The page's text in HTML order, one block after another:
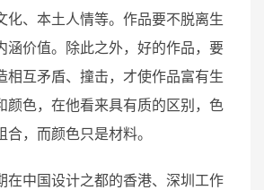
化、本土人情等。作品要不脱离生
涵价值。除此之外，好的作品，要
相互矛盾、撞击，才使作品富有生
颜色，在他看来具有质的区别，色
，而颜色只是材料。
在中国设计之都的香港、深圳工作